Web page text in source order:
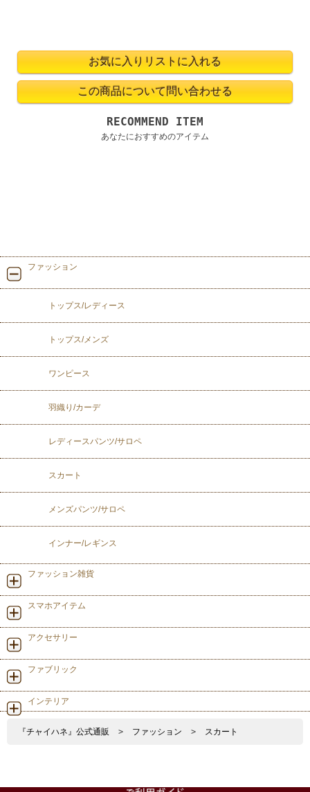
RECOMMEND ITEM
あなたにおすすめのアイテム
ファッション
トップス/レディース
トップス/メンズ
ワンピース
羽織り/カーデ
レディースパンツ/サロペ
スカート
メンズパンツ/サロペ
インナー/レギンス
ファッション雑貨
スマホアイテム
アクセサリー
ファブリック
インテリア
『チャイハネ』公式通販 > ファッション > スカート